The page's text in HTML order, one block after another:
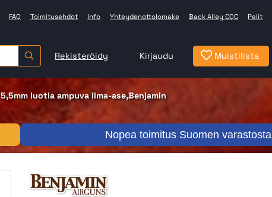
FAQ Toimitusehdot Info Yhteydenottolomake Back Alley CQC Pelit
Rekisteröidy Kirjaudu Muistilista
5,5mm luotia ampuva ilma-ase,Benjamin
Nopea toimitus Suomen varastosta